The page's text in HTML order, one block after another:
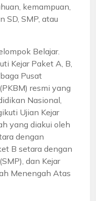
kemampuan,
SD, SMP, atau
Belajar.
Kejar Paket A, B,
Pusat
resmi yang
Nasional,
Ujian Kejar
yang diakui oleh
dengan
B setara dengan
dan Kejar
Menengah Atas